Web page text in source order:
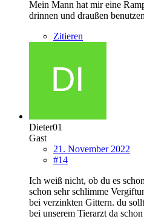
Mein Mann hat mir eine
drinnen und draußen benutzen
Zitieren
Dieter01
Gast
21. November 2022
#14
Ich weiß nicht, ob du es
schon sehr schlimme
bei verzinkten Gittern. du
bei unserem Tierarzt da